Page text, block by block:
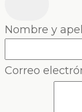
Nombre y
Correo